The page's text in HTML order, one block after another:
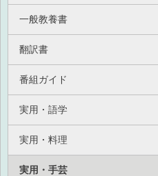
一般教養書
翻訳書
番組ガイド
実用・語学
実用・料理
実用・手芸